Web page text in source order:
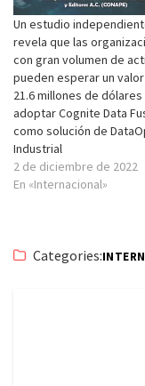
Un estudio
revela que las
con gran volumen de
pueden esperar un
21.6 millones de
adoptar Cognite Data
como solución de
Industrial
2 de diciembre de 2022
En «Internacional»
Categories: